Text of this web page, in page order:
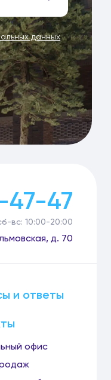
данных
47-47
вс: 10:00-20:00
д. 70
и ответы
офис